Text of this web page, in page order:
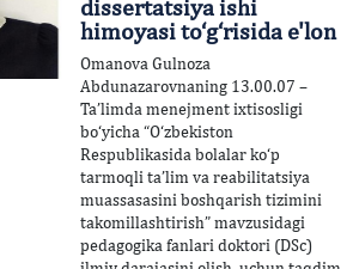
dissertatsiya ishi
himoyasi to‘g‘risida e'lon
Omanova Gulnoza
Abdunazarovnaning 13.00.07 –
Ta’limda menejment ixtisosligi
bo‘yicha “O‘zbekiston
Respublikasida bolalar ko‘p
tarmoqli ta’lim va reabilitatsiya
muassasasini boshqarish tizimini
takomillashtirish” mavzusidagi
pedagogika fanlari doktori (DSc)